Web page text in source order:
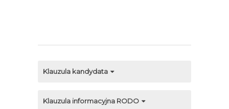
Klauzula kandydata
Klauzula informacyjna RODO